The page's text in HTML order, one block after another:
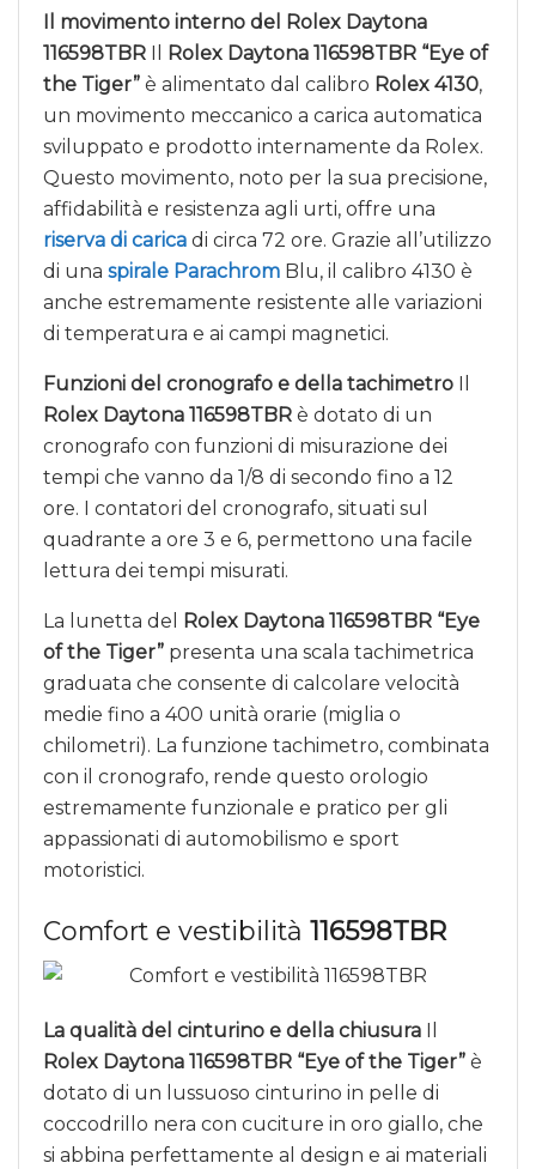
Il movimento interno del Rolex Daytona
116598TBR Il
Rolex Daytona 116598TBR “Eye of
the Tiger” è alimentato dal calibro Rolex 4130,
un movimento meccanico a carica automatica
sviluppato e prodotto internamente da Rolex.
Questo movimento, noto per la sua precisione,
affidabilità e resistenza agli urti, offre una
riserva di carica di circa 72 ore. Grazie all’utilizzo
di una spirale Parachrom Blu, il calibro 4130 è
anche estremamente resistente alle variazioni
di temperatura e ai campi magnetici.
Funzioni del cronografo e della tachimetro Il
Rolex Daytona 116598TBR è dotato di un
cronografo con funzioni di misurazione dei
tempi che vanno da 1/8 di secondo fino a 12
ore. I contatori del cronografo, situati sul
quadrante a ore 3 e 6, permettono una facile
lettura dei tempi misurati.
La lunetta del
Rolex Daytona 116598TBR “Eye
of the Tiger” presenta una scala tachimetrica
graduata che consente di calcolare velocità
medie fino a 400 unità orarie (miglia o
chilometri). La funzione tachimetro, combinata
con il cronografo, rende questo orologio
estremamente funzionale e pratico per gli
appassionati di automobilismo e sport
motoristici.
Comfort e vestibilità 116598TBR
La qualità del cinturino e della chiusura
Rolex Daytona 116598TBR “Eye of the Tiger” è
dotato di un lussuoso cinturino in pelle di
coccodrillo nera con cuciture in oro giallo, che
si abbina perfettamente al design e ai materiali